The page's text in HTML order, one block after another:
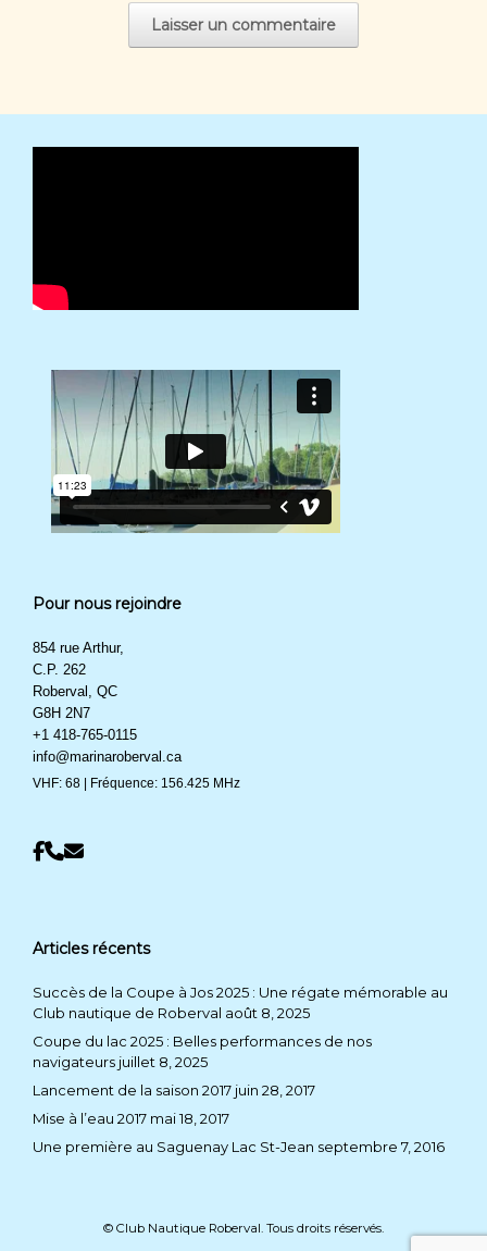
Pour nous rejoindre
854 rue Arthur,
C.P. 262
Roberval, QC
G8H 2N7
+1 418-765-0115
info@marinaroberval.ca
VHF: 68 | Fréquence: 156.425 MHz
Articles récents
Succès de la Coupe à Jos 2025 : Une régate mémorable au
Club nautique de Roberval août 8, 2025
Coupe du lac 2025 : Belles performances de nos
navigateurs juillet 8, 2025
Lancement de la saison 2017 juin 28, 2017
Mise à l’eau 2017 mai 18, 2017
Une première au Saguenay Lac St-Jean septembre 7, 2016
© Club Nautique Roberval. Tous droits réservés.